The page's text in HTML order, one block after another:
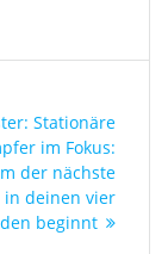
Nächster
Beitrag:
Stationäre
im Fokus:
der nächste
in deinen vier
beginnt